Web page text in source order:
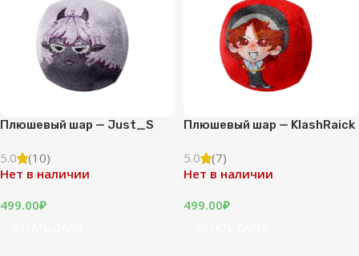
Плюшевый шар — Just_S
5.0
(10)
Нет в наличии
499.00₽
Плюшевый шар — KlashRaick
5.0
(7)
Нет в наличии
499.00₽